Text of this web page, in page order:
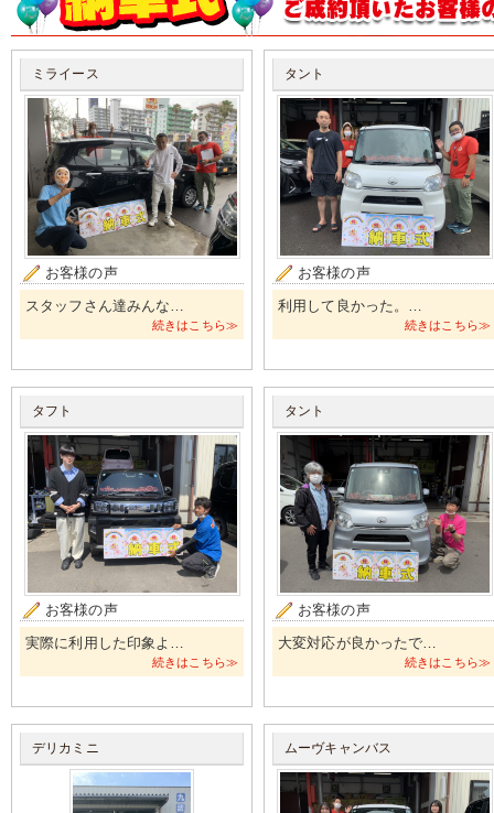
ミライース
お客様の声
スタッフさん達みんな…
続きはこちら≫
タント
お客様の声
利用して良かった。…
続きはこちら≫
タフト
お客様の声
実際に利用した印象よ…
続きはこちら≫
タント
お客様の声
大変対応が良かったで…
続きはこちら≫
デリカミニ ムーヴキャンバス